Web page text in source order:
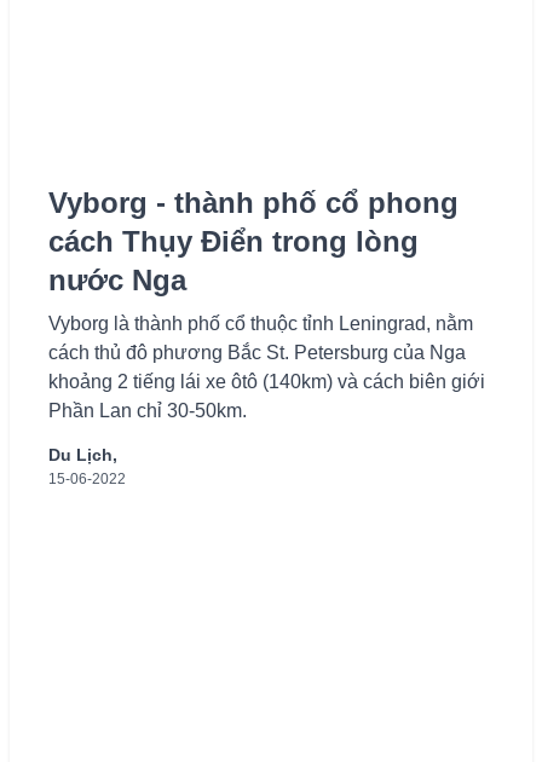
Vyborg - thành phố cổ phong
cách Thụy Điển trong lòng
nước Nga
Vyborg là thành phố cổ thuộc tỉnh Leningrad, nằm
cách thủ đô phương Bắc St. Petersburg của Nga
khoảng 2 tiếng lái xe ôtô (140km) và cách biên giới
Phần Lan chỉ 30-50km.
Du Lịch,
15-06-2022